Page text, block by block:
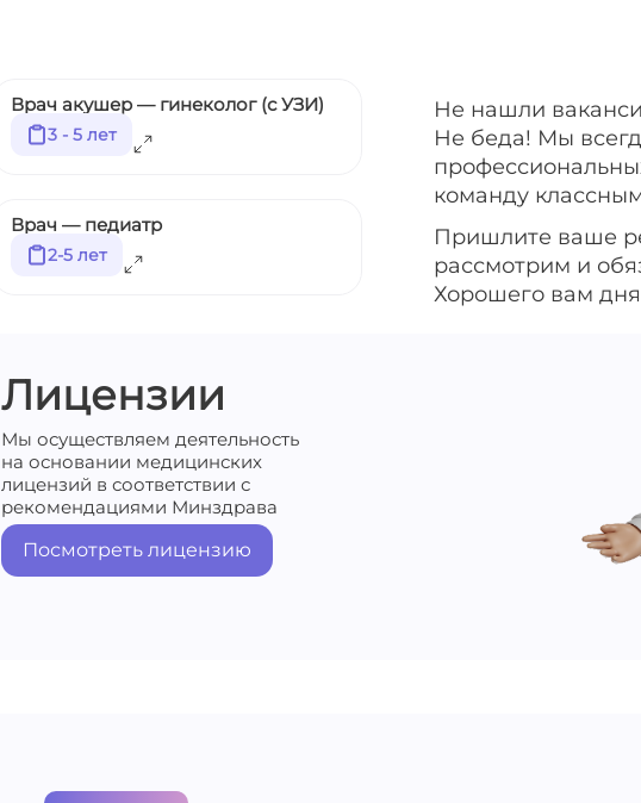
Врач акушер — гинеколог (с УЗИ)
3 - 5 лет
Врач — педиатр
2-5 лет
Не нашли
Не беда! Мы
команду
Пришлите ваше
рассмотрим и
Хорошего вам
Лицензии
Мы осуществляем деятельность
на основании медицинских
лицензий в соответствии с
рекомендациями Минздрава
Посмотреть лицензию